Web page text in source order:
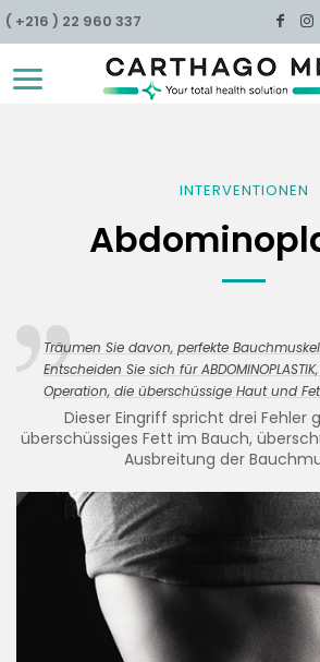
( +216 ) 22 960 337
INTERVENTIONEN
Träumen Sie davon, perfekte
Entscheiden Sie sich für
Operation, die überschüssige Haut und
Dieser Eingriff spricht drei Fehler
überschüssiges Fett im Bauch,
Ausbreitung der